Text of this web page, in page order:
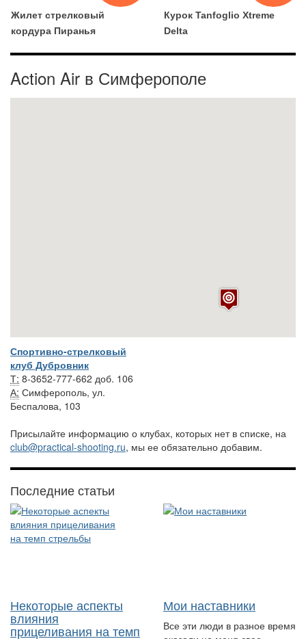
Жилет стрелковый
кордура Пиранья
Курок Tanfoglio Xtreme
Delta
Action Air в Симферополе
Спортивно-стрелковый
клуб Дубровник
Т: 8-3652-777-662 доб. 106
А: Симферополь, ул.
Беспалова, 103
Присылайте информацию о клубах, которых нет в списке, на
club@practical-shooting.ru, мы ее обязательно добавим.
Последние статьи
Некоторые аспекты
влияния
прицеливания на темп
Мои наставники
Все эти люди в разное время